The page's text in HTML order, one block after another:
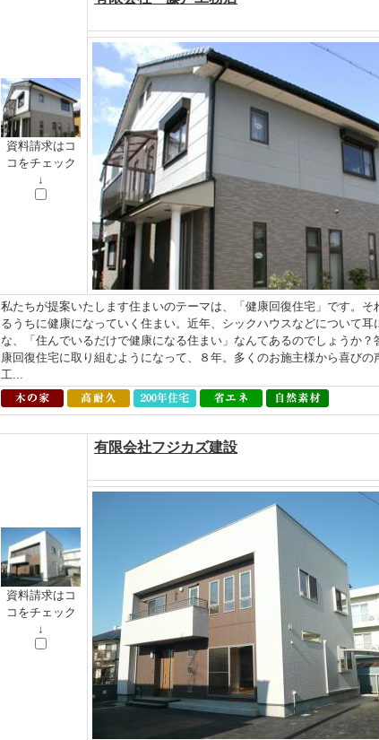
資料請求はコ
コをチェック
↓
私たちが提案いたします住まいのテーマは、「健康回復住宅」です。
るうちに健康になっていく住まい。近年、シックハウスなどについて
な、「住んでいるだけで健康になる住まい」なんてあるのでしょうか
康回復住宅に取り組むようになって、８年。多くのお施主様から喜び
工...
資料請求はコ
コをチェック
↓
有限会社フジカズ建設